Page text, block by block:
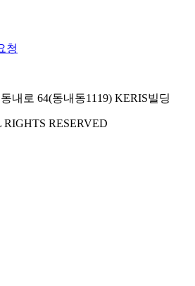
청
내로 64(동내동1119) KERIS빌딩
RESERVED